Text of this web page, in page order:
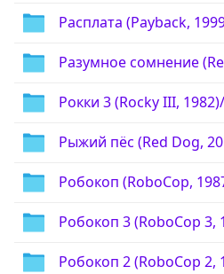
Расплата (Payback,
Разумное сомнение
Рокки 3 (Rocky III, 1982)/
Рыжий пёс (Red Dog,
Робокоп (RoboCop,
Робокоп 3 (RoboCop 3,
Робокоп 2 (RoboCop 2,